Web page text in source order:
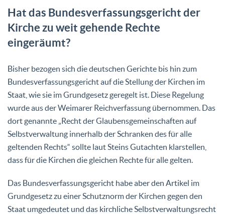
Hat das Bundesverfassungsgericht der
Kirche zu weit gehende Rechte
eingeräumt?
Bisher bezogen sich die deutschen Gerichte bis hin zum
Bundesverfassungsgericht auf die Stellung der Kirchen im
Staat, wie sie im Grundgesetz geregelt ist. Diese Regelung
wurde aus der Weimarer Reichverfassung übernommen. Das
dort genannte „Recht der Glaubensgemeinschaften auf
Selbstverwaltung innerhalb der Schranken des für alle
geltenden Rechts“ sollte laut Steins Gutachten klarstellen,
dass für die Kirchen die gleichen Rechte für alle gelten.
Das Bundesverfassungsgericht habe aber den Artikel im
Grundgesetz zu einer Schutznorm der Kirchen gegen den
Staat umgedeutet und das kirchliche Selbstverwaltungsrecht